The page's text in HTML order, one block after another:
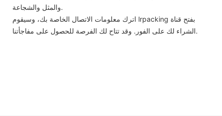
والمثل والشجاعة.
اترك معلومات الاتصال الخاصة بك، وسيقوم lrpacking بفتح قناة
الشراء لك على الفور. وقد تتاح لك الفرصة للحصول على مفاجأتنا.